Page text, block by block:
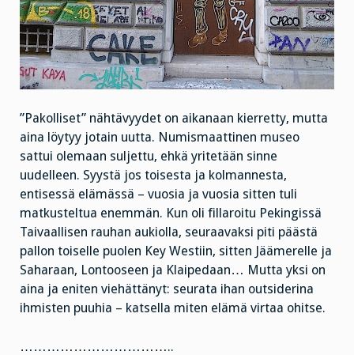
”Pakolliset” nähtävyydet on aikanaan kierretty, mutta
aina löytyy jotain uutta. Numismaattinen museo
sattui olemaan suljettu, ehkä yritetään sinne
uudelleen. Syystä jos toisesta ja kolmannesta,
entisessä elämässä – vuosia ja vuosia sitten tuli
matkusteltua enemmän. Kun oli fillaroitu Pekingissä
Taivaallisen rauhan aukiolla, seuraavaksi piti päästä
pallon toiselle puolen Key Westiin, sitten Jäämerelle ja
Saharaan, Lontooseen ja Klaipedaan… Mutta yksi on
aina ja eniten viehättänyt: seurata ihan outsiderina
ihmisten puuhia – katsella miten elämä virtaa ohitse.
……………………………..